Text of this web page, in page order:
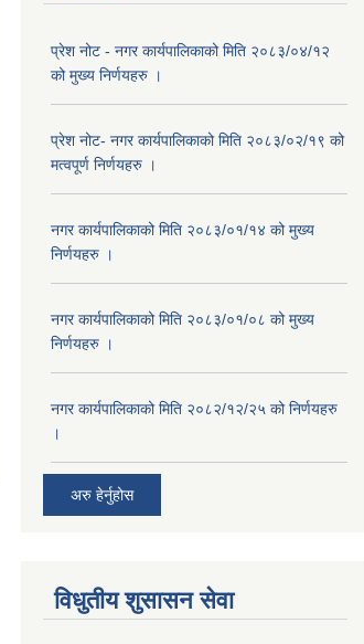
प्रेश नोट - नगर कार्यपालिकाको मिति २०८३/०४/१२
को मुख्य निर्णयहरु ।
प्रेश नोट- नगर कार्यपालिकाको मिति २०८३/०२/१९ को
मत्वपूर्ण निर्णयहरु ।
नगर कार्यपालिकाको मिति २०८३/०१/१४ को मुख्य
निर्णयहरु ।
नगर कार्यपालिकाको मिति २०८३/०१/०८ को मुख्य
निर्णयहरु ।
नगर कार्यपालिकाको मिति २०८२/१२/२५ को निर्णयहरु
।
अरु हेर्नुहोस
विधुतीय शुसासन सेवा